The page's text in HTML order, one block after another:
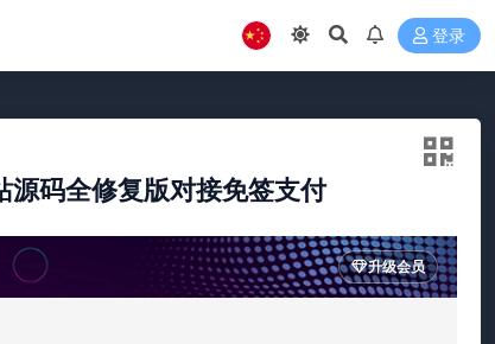
登录
源码全修复版对接免签支付
升级会员